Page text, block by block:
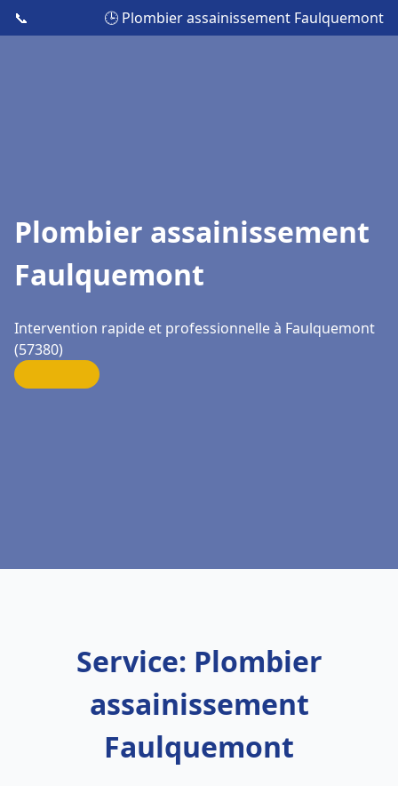
📞 🕒 Plombier assainissement Faulquemont
Plombier assainissement
Faulquemont
Intervention rapide et professionnelle à Faulquemont
(57380)
Service: Plombier
assainissement
Faulquemont